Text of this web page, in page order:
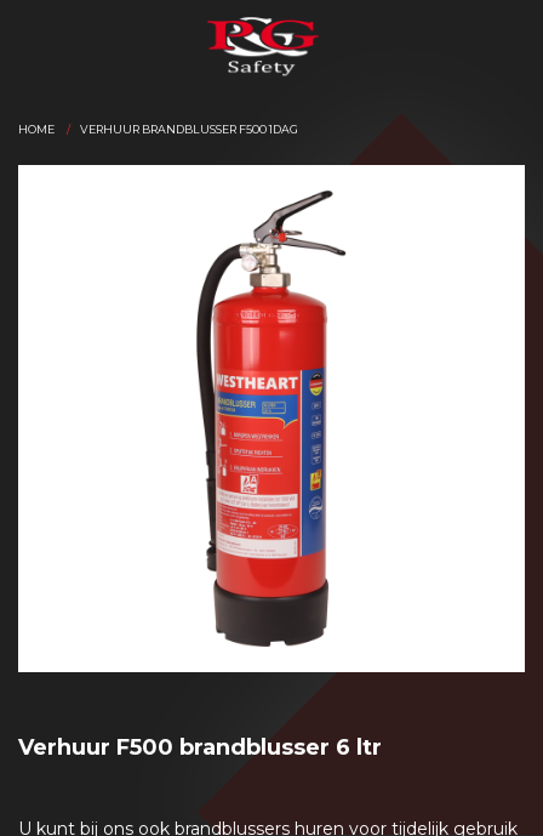
HOME VERHUUR BRANDBLUSSER F500 1DAG
Verhuur F500 brandblusser 6 ltr
U kunt bij ons ook brandblussers huren voor tijdelijk gebruik